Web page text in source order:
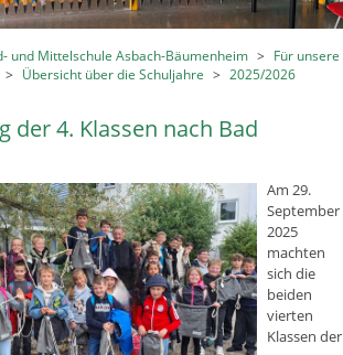
und Mittelschule Asbach-Bäumenheim >
Für unsere
> Übersicht über die Schuljahre > 2025/2026
der 4. Klassen nach Bad
Am 29.
September
2025
machten
sich die
beiden
vierten
Klassen der